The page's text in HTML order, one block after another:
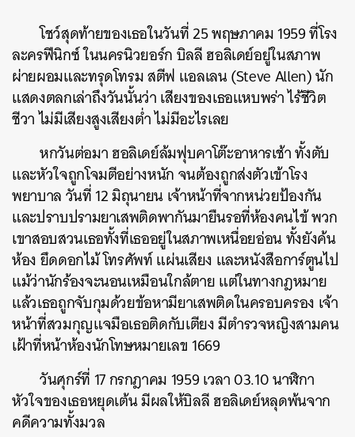
โชว์สุดท้ายของเธอในวันที่ 25 พฤษภาคม 1959 ที่โรง
ละครฟีนิกซ์ ในนครนิวยอร์ก บิลลี ฮอลิเดย์อยู่ในสภาพ
ผ่ายผอมและทรุดโทรม สตีฟ แอลเลน (Steve Allen) นัก
แสดงตลกเล่าถึงวันนั้นว่า เสียงของเธอแหบพร่า ไร้ชีวิต
ชีวา ไม่มีเสียงสูงเสียงต่ำ ไม่มีอะไรเลย
หกวันต่อมา ฮอลิเดย์ล้มฟุบคาโต๊ะอาหารเช้า ทั้งตับ
และหัวใจถูกโจมตีอย่างหนัก จนต้องถูกส่งตัวเข้าโรง
พยาบาล วันที่ 12 มิถุนายน เจ้าหน้าที่จากหน่วยป้องกัน
และปราบปรามยาเสพติดพากันมายืนรอที่ห้องคนไข้ พวก
เขาสอบสวนเธอทั้งที่เธออยู่ในสภาพเหนื่อยอ่อน ทั้งยังค้น
ห้อง ยึดดอกไม้ โทรศัพท์ แผ่นเสียง และหนังสือการ์ตูนไป
แม้ว่านักร้องจะนอนเหมือนใกล้ตาย แต่ในทางกฎหมาย
แล้วเธอถูกจับกุมด้วยข้อหามียาเสพติดในครอบครอง เจ้า
หน้าที่สวมกุญแจมือเธอติดกับเตียง มีตำรวจหญิงสามคน
เฝ้าที่หน้าห้องนักโทษหมายเลข 1669
วันศุกร์ที่ 17 กรกฎาคม 1959 เวลา 03.10 นาฬิกา
หัวใจของเธอหยุดเต้น มีผลให้บิลลี ฮอลิเดย์หลุดพ้นจาก
คดีความทั้งมวล